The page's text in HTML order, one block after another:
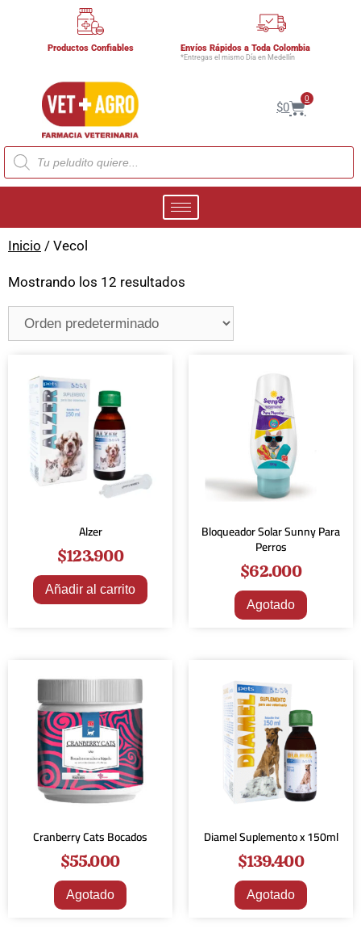
Productos Confiables Envíos Rápidos a Toda Colombia
*Entregas el mismo Día en Medellín
$0
0
Inicio / Vecol
Mostrando los 12 resultados
Alzer
$123.900
Añadir al carrito
Bloqueador Solar Sunny Para
Perros
$62.000
Agotado
Cranberry Cats Bocados
$55.000
Agotado
Diamel Suplemento x 150ml
$139.400
Agotado